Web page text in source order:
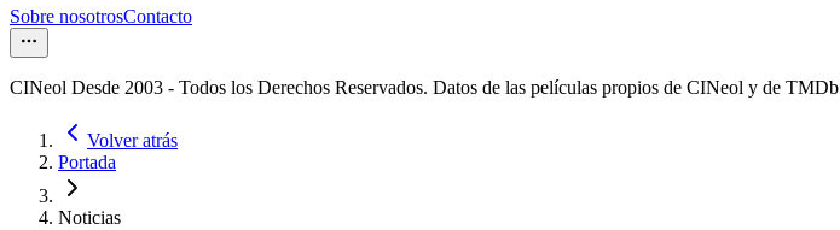
Sobre nosotrosContacto
CINeol Desde 2003 - Todos los Derechos Reservados. Datos de las películas propios de CINeol y de TMDb
Volver atrás
Portada
Noticias